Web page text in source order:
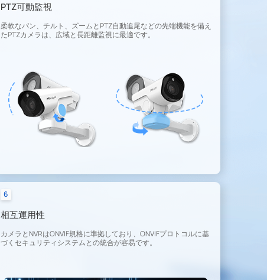
PTZ可動監視
柔軟なパン、チルト、ズームとPTZ自動追尾などの先端機能を備え
たPTZカメラは、広域と長距離監視に最適です。
ハイライト補正
6
相互運用性
カメラとNVRはONVIF規格に準拠しており、ONVIFプロトコルに基
づくセキュリティシステムとの統合が容易です。